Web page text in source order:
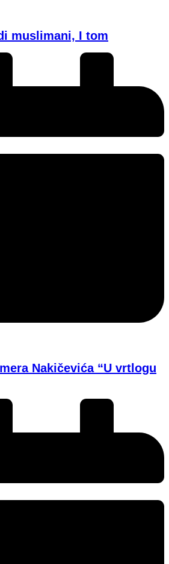
muslimani, I tom
Nakičevića “U vrtlogu